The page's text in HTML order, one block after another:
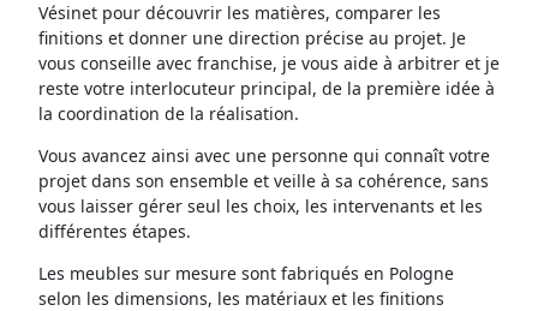
Vésinet pour découvrir les matières, comparer les
finitions et donner une direction précise au projet. Je
vous conseille avec franchise, je vous aide à arbitrer et je
reste votre interlocuteur principal, de la première idée à
la coordination de la réalisation.
Vous avancez ainsi avec une personne qui connaît votre
projet dans son ensemble et veille à sa cohérence, sans
vous laisser gérer seul les choix, les intervenants et les
différentes étapes.
Les meubles sur mesure sont fabriqués en Pologne
selon les dimensions, les matériaux et les finitions